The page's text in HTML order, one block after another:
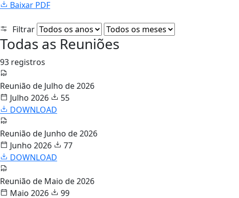
Baixar PDF
Filtrar
Todas as Reuniões
93 registros
Reunião de Julho de 2026
Julho 2026
55
DOWNLOAD
Reunião de Junho de 2026
Junho 2026
77
DOWNLOAD
Reunião de Maio de 2026
Maio 2026
99